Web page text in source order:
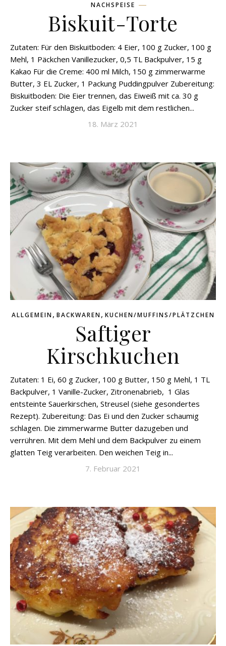
NACHSPEISE
Biskuit-Torte
Zutaten: Für den Biskuitboden: 4 Eier, 100 g Zucker, 100 g
Mehl, 1 Päckchen Vanillezucker, 0,5 TL Backpulver, 15 g
Kakao Für die Creme: 400 ml Milch, 150 g zimmerwarme
Butter, 3 EL Zucker, 1 Packung Puddingpulver Zubereitung:
Biskuitboden: Die Eier trennen, das Eiweiß mit ca. 30 g
Zucker steif schlagen, das Eigelb mit dem restlichen...
18. März 2021
ALLGEMEIN, BACKWAREN, KUCHEN/MUFFINS/PLÄTZCHEN
Saftiger
Kirschkuchen
Zutaten: 1 Ei, 60 g Zucker, 100 g Butter, 150 g Mehl, 1 TL
Backpulver, 1 Vanille-Zucker, Zitronenabrieb, 1 Glas
entsteinte Sauerkirschen, Streusel (siehe gesondertes
Rezept). Zubereitung: Das Ei und den Zucker schaumig
schlagen. Die zimmerwarme Butter dazugeben und
verrühren. Mit dem Mehl und dem Backpulver zu einem
glatten Teig verarbeiten. Den weichen Teig in...
7. Februar 2021